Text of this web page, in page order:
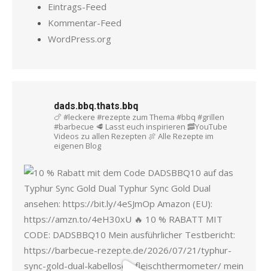
Eintrags-Feed
Kommentar-Feed
WordPress.org
dads.bbq.thats.bbq
🍗 #leckere #rezepte zum Thema #bbq #grillen
#barbecue 🥩 Lasst euch inspirieren 🥓YouTube
Videos zu allen Rezepten 🍖 Alle Rezepte im
eigenen Blog